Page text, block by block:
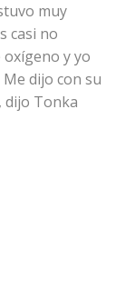
muy
casi no
oxígeno y yo
dijo con su
dijo Tonka